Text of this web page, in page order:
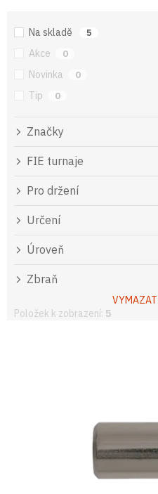
Na skladě 5
Akce 0
Novinka 0
Tip 0
Značky
FIE turnaje
Pro držení
Určení
Úroveň
Zbraň
Položek k zobrazení: 5